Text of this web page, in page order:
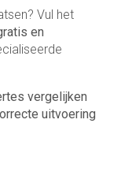
Vul het
en
vergelijken
uitvoering